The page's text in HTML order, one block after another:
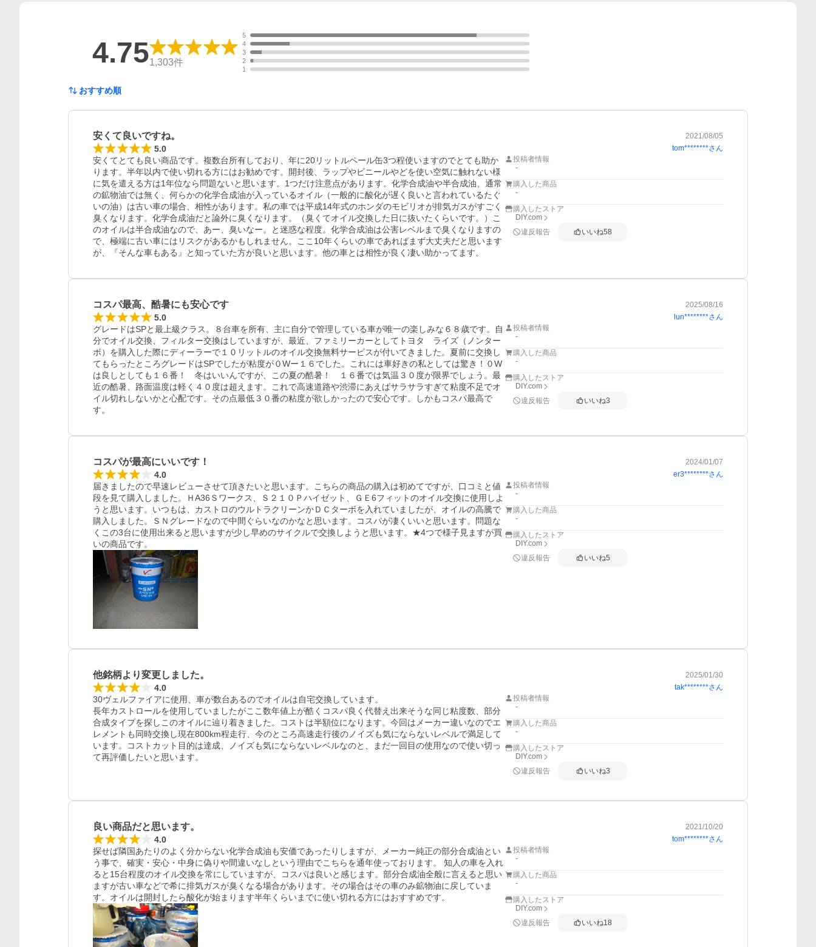
4.751,303件
5
4
3
2
1
おすすめ順
安くて良いですね。 2021/08/05
5.0 tom********さん
安くてとても良い商品です。複数台所有しており、年に20リットルペール缶3つ程使いますのでとても助か
ります。半年以内で使い切れる方にはお勧めです。開封後、ラップやビニールやどを使い空気に触れない様
に気を遣える方は1年位なら問題ないと思います。1つだけ注意点があります。化学合成油や半合成油、通常
の鉱物油では無く、何らかの化学合成油が入っているオイル（一般的に酸化が遅く良いと言われているたぐ
いの油）は古い車の場合、相性があります。私の車では平成14年式のホンダのモビリオが排気ガスがすごく
臭くなります。化学合成油だと論外に臭くなります。（臭くてオイル交換した日に抜いたくらいです。）こ
のオイルは半合成油なので、あー、臭いなー。と迷惑な程度。化学合成油は公害レベルまで臭くなりますの
で、極端に古い車にはリスクがあるかもしれません。ここ10年くらいの車であればまず大丈夫だと思います
が、『そんな車もある』と知っていた方が良いと思います。他の車とは相性が良く凄い助かってます。
投稿者情報
-
購入した商品
-
購入したストア
DIY.com
違反報告
いいね58
コスパ最高、酷暑にも安心です 2025/08/16
5.0 lun********さん
グレードはSPと最上級クラス。８台車を所有、主に自分で管理している車が唯一の楽しみな６８歳です。自
分でオイル交換、フィルター交換はしていますが、最近、ファミリーカーとしてトヨタ　ライズ（ノンター
ボ）を購入した際にディーラーで１０リットルのオイル交換無料サービスが付いてきました。夏前に交換し
てもらったところグレードはSPでしたが粘度が０Wー１６でした。これには車好きの私としては驚き！０W
は良しとしても１６番！　冬はいいんですが、この夏の酷暑！　１６番では気温３０度が限界でしょう。最
近の酷暑、路面温度は軽く４０度は超えます。これで高速道路や渋滞にあえばサラサラすぎて粘度不足でオ
イル切れしないかと心配です。その点最低３０番の粘度が欲しかったので安心です。しかもコスパ最高で
投稿者情報
-
購入した商品
-
購入したストア
DIY.com
違反報告
いいね3
コスパが最高にいいです！ 2024/01/07
4.0 er3********さん
届きましたので早速レビューさせて頂きたいと思います。こちらの商品の購入は初めてですが、口コミと値
段を見て購入しました。ＨA36Ｓワークス、Ｓ２１０Ｐハイゼット、ＧＥ6フィットのオイル交換に使用しよ
うと思います。いつもは、カストロのウルトラクリーンかＤＣターボを入れていましたが、オイルの高騰で
購入しました。ＳＮグレードなので中間ぐらいなのかなと思います。コスパが凄くいいと思います。問題な
くこの3台に使用出来ると思いますが少し早めのサイクルで交換しようと思います。★4つで様子見ますが買
いの商品です。
投稿者情報
-
購入した商品
-
購入したストア
DIY.com
違反報告
いいね5
他銘柄より変更しました。 2025/01/30
4.0 tak********さん
30ヴェルファイアに使用、車が数台あるのでオイルは自宅交換しています。
長年カストロールを使用していましたがここ数年値上が酷くコスパ良く代替え出来そうな同じ粘度数、部分
合成タイプを探しこのオイルに辿り着きました。コストは半額位になります。今回はメーカー違いなのでエ
レメントも同時交換し現在800km程走行、今のところ高速走行後のノイズも気にならないレベルで満足して
います。コストカット目的は達成、ノイズも気にならないレベルなのと、まだ一回目の使用なので使い切っ
て再評価したいと思います。
投稿者情報
-
購入した商品
-
購入したストア
DIY.com
違反報告
いいね3
良い商品だと思います。 2021/10/20
4.0 tom********さん
探せば隣国あたりのよく分からない化学合成油も安価であったりしますが、メーカー純正の部分合成油とい
う事で、確実・安心・中身に偽りや間違いなしという理由でこちらを通年使っております。 知人の車を入れ
ると15台程度のオイル交換を常にしていますが、コスパは良いと感じます。部分合成油全般に言えると思い
ますが古い車などで希に排気ガスが臭くなる場合があります。その場合はその車のみ鉱物油に戻していま
す。オイルは開封したら酸化が始まります半年くらいまでに使い切れる方にはおすすめです。
投稿者情報
-
購入した商品
-
購入したストア
DIY.com
違反報告
いいね18